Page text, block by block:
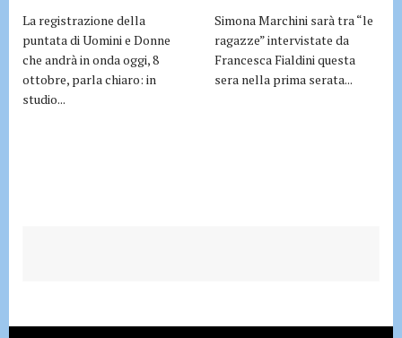
La registrazione della
puntata di Uomini e Donne
che andrà in onda oggi, 8
ottobre, parla chiaro: in
studio...
Simona Marchini sarà tra “le
ragazze” intervistate da
Francesca Fialdini questa
sera nella prima serata...